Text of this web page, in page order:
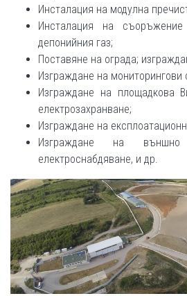
Инсталация на модулна
Инсталация на
депонийния газ;
Поставяне на ограда;
Изграждане на мониторингови
Изграждане на площадкова
електрозахранване;
Изграждане на
Изграждане на външно
електроснабдяване, и др.